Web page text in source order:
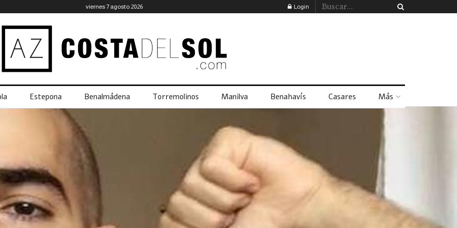
viernes 7 agosto 2026 Login
Estepona Benalmádena Torremolinos Manilva Benahavís Casares Más